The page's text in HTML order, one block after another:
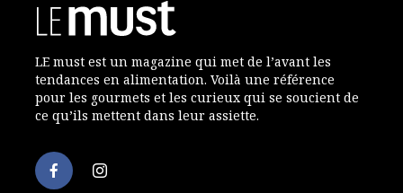
LE must est un magazine qui met de l’avant les
tendances en alimentation. Voilà une référence
pour les gourmets et les curieux qui se soucient de
ce qu’ils mettent dans leur assiette.